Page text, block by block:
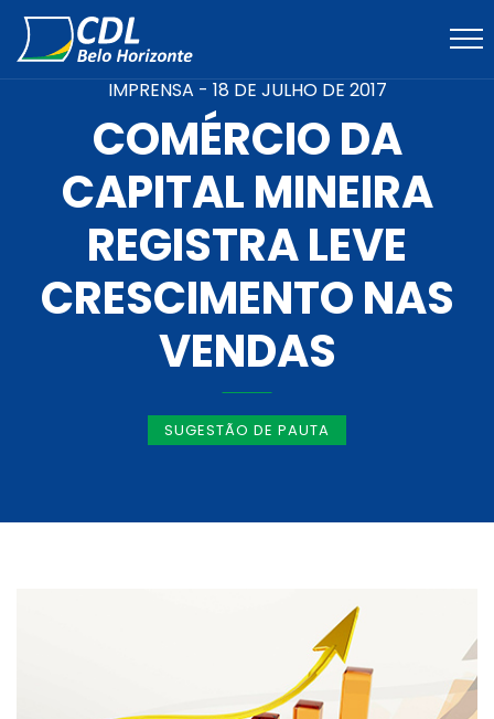
IMPRENSA - 18 DE JULHO DE 2017
COMÉRCIO DA
CAPITAL MINEIRA
REGISTRA LEVE
CRESCIMENTO NAS
VENDAS
SUGESTÃO DE PAUTA